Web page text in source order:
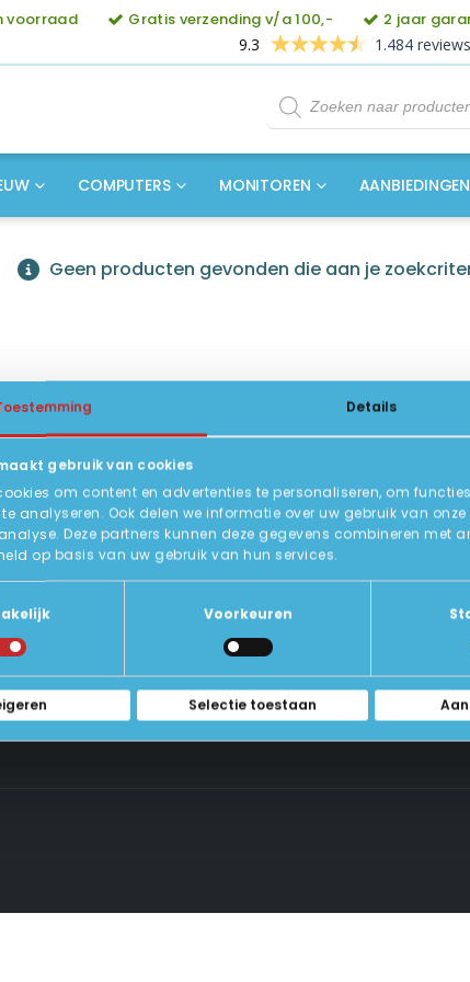
Details
gebruik van cookies
om content en advertenties te personaliseren, om
te analyseren. Ook delen we informatie over uw gebruik van
Deze partners kunnen deze gegevens combineren met
op basis van uw gebruik van hun services.
Voorkeuren
Selectie toestaan
voorraad Gratis verzending v/a 100,- 2 jaar
9.3
1.484 reviews
Producten
zoeken
COMPUTERS MONITOREN AANBIEDINGEN
Geen producten gevonden die aan je
KLANTENSERVICE
Levering
Betalen En Bestellen
Retourneren
Veel Gestelde Vragen
Algemene Voorwaarden
Privacy Beleid
Over Ons
U-Pas
Contact